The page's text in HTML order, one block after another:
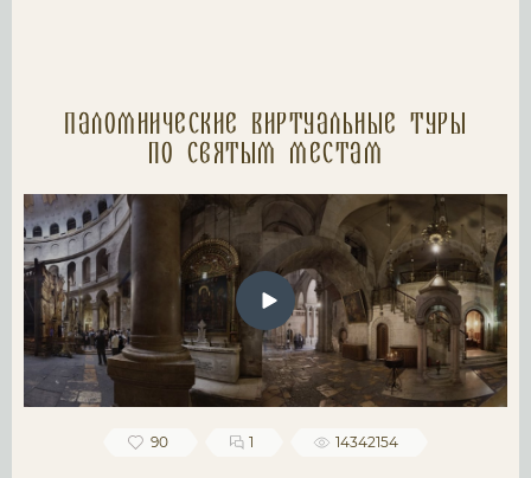
Паломнические Виртуальные туры
по святым местам
90 1 14342154